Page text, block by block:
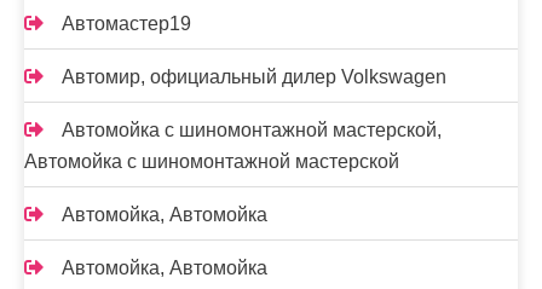
Автомастер19
Автомир, официальный дилер Volkswagen
Автомойка с шиномонтажной мастерской,
Автомойка с шиномонтажной мастерской
Автомойка, Автомойка
Автомойка, Автомойка